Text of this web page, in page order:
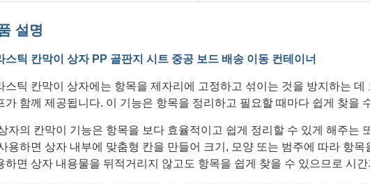
설명
스틱 칸막이 상자 PP 골판지 시트 중공 보드 배송 이동 컨테이너
스틱 칸막이 상자에는 항목을 제자리에 고정하고 섞이는 것을 방지하는
가 함께 제공됩니다. 이 기능은 항목을 정리하고 필요할 때마다 쉽게 찾을
자의 칸막이 기능은 항목을 보다 효율적이고 쉽게 정리할 수 있게 해주는
용하면 상자 내부에 맞춤형 칸을 만들어 크기, 모양 또는 범주에 따라 항
하면 상자 내용물을 뒤적거리지 않고도 항목을 쉽게 찾을 수 있으므로 시